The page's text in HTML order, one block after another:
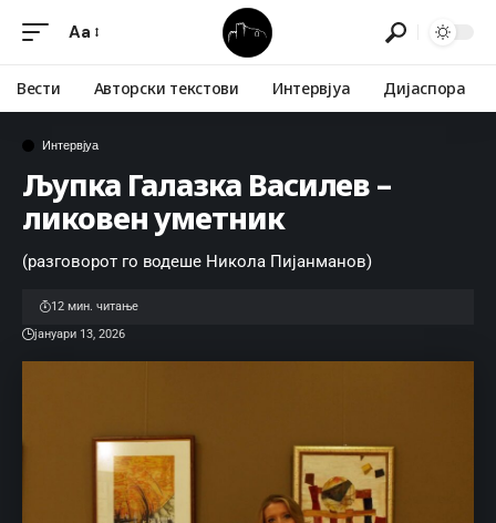
Aa
Вести Авторски текстови Интервјуа Дијаспора
Интервјуа
Љупка Галазка Василев –
ликовен уметник
(разговорот го водеше Никола Пијанманов)
јануари 13, 2026
12 мин. читање